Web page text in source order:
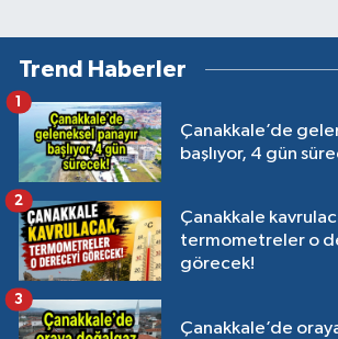
Trend Haberler
Çanakkale’de
başlıyor, 4 gün
1
Çanakkale
termometreler o
görecek!
2
Çanakkale’de
3